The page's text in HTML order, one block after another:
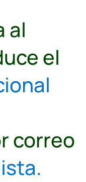
al
el
correo